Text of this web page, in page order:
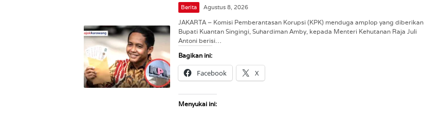
Berita Agustus 8, 2026
JAKARTA – Komisi Pemberantasan Korupsi (KPK) menduga amplop yang diberikan
Bupati Kuantan Singingi, Suhardiman Amby, kepada Menteri Kehutanan Raja Juli
Antoni berisi…
Bagikan ini:
Facebook X
Menyukai ini: